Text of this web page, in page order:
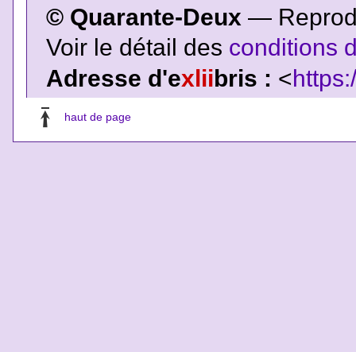
© Quarante-Deux —
Voir le détail des conditions
Adresse d'exliibris : <
haut de page